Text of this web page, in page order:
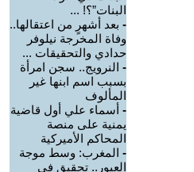
البنات”؟! ...
- بعد أشهرٍ من اعتقالها..
وفاة المخرجة نيلوفر
حدادي والتحقيقات ...
- النرويج.. سجن امرأة
بسبب اسم ابنها غير
المألوف
- أسماء علي أول قاضية
يمنية على منصة
المحاكم الأميركية
- المغرب: وسط موجة
العبور.. تحقيق في